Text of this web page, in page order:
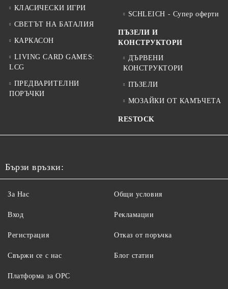
КЛАСИЧЕСКИ ИГРИ
СВЕТЪТ НА БАТАЛИЯ
КАРКАСОН
LIVING CARD GAMES:
LCG
ПРЕДВАРИТЕЛНИ
ПОРЪЧКИ
SCHLEICH - Супер оферти
ПЪЗЕЛИ И
КОНСТРУКТОРИ
ДЪРВЕНИ
КОНСТРУКТОРИ
ПЪЗЕЛИ
МОЗАЙКИ ОТ КАМЪЧЕТА
RESTOCK
Бързи връзки:
За Нас
Вход
Регистрация
Свържи се с нас
Общи условия
Рекламации
Отказ от поръчка
Блог статии
Платформа за ОРС